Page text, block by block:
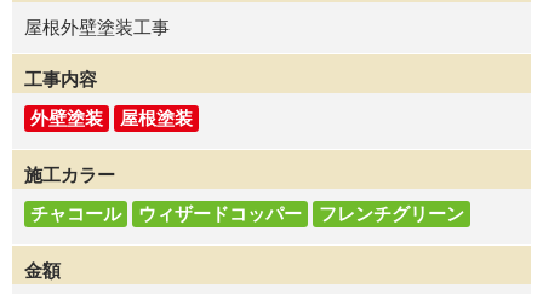
屋根外壁塗装工事
工事内容
外壁塗装
屋根塗装
施工カラー
チャコール
ウィザードコッパー フレンチグリーン
金額